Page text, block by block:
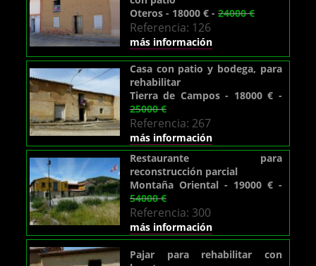
Oteros - 18000 € - 24000 €
Referencia: 126
más información
Casa con patio y bodega, para
rehabilitar
Tierra de Campos - 18000 € -
25000 €
Referencia: 267
más información
Restaurante para
reconstrucción parcial
Montaña Oriental - 19000 € -
54000 €
Referencia: 300
más información
Pajar para rehabilitar con